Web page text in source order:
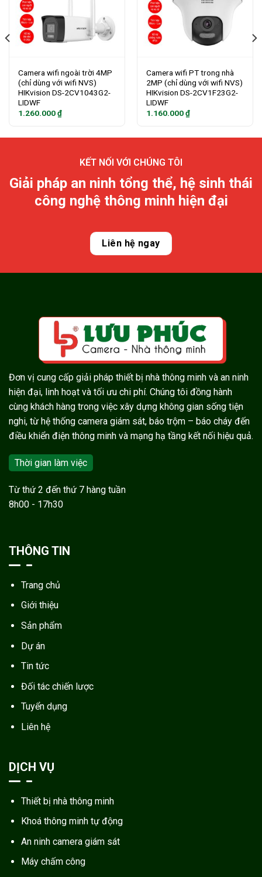
Camera wifi ngoài trời 4MP
(chỉ dùng với wifi NVS)
HIKvision DS-2CV1043G2-
LIDWF
1.260.000₫
Camera wifi PT trong nhà
2MP (chỉ dùng với wifi NVS)
HIKvision DS-2CV1F23G2-
LIDWF
1.160.000₫
KẾT NỐI VỚI CHÚNG TÔI
Giải pháp an ninh tổng thể, hệ sinh thái
công nghệ thông minh hiện đại
Liên hệ ngay
Đơn vị cung cấp giải pháp thiết bị nhà thông minh và an ninh
hiện đại, linh hoạt và tối ưu chi phí. Chúng tôi đồng hành
cùng khách hàng trong việc xây dựng không gian sống tiện
nghi, từ hệ thống camera giám sát, báo trộm – báo cháy đến
điều khiển điện thông minh và mạng hạ tầng kết nối hiệu quả.
Thời gian làm việc
Từ thứ 2 đến thứ 7 hàng tuần
8h00 - 17h30
THÔNG TIN
Trang chủ
Giới thiệu
Sản phẩm
Dự án
Tin tức
Đối tác chiến lược
Tuyển dụng
Liên hệ
DỊCH VỤ
Thiết bị nhà thông minh
Khoá thông minh tự động
An ninh camera giám sát
Máy chấm công